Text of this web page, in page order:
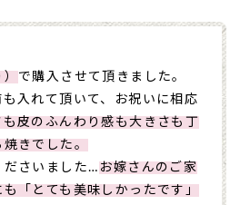
で購入させて頂きました。
入れて頂いて、お祝いに相応
皮のふんわり感も大きさも丁
きでした。
ださいました… お嫁さんのご家
「とても美味しかったです」